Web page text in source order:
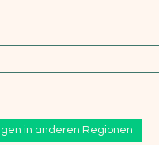
in anderen Regionen